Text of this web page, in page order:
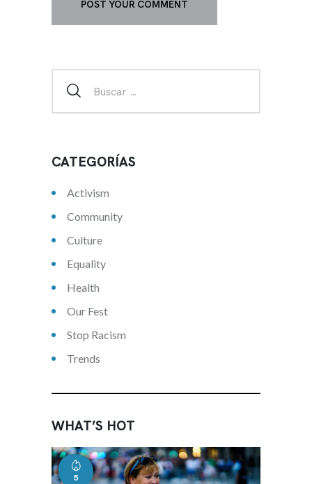
CATEGORÍAS
Activism
Community
Culture
Equality
Health
Our Fest
Stop Racism
Trends
WHAT’S HOT
5